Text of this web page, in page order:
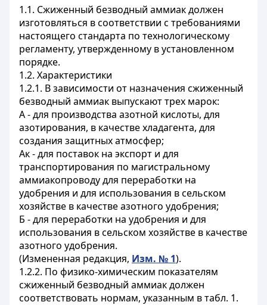
1.1. Сжиженный безводный аммиак должен
изготовляться в соответствии с требованиями
настоящего стандарта по технологическому
регламенту, утвержденному в установленном
порядке.
1.2. Характеристики
1.2.1. В зависимости от назначения сжиженный
безводный аммиак выпускают трех марок:
А - для производства азотной кислоты, для
азотирования, в качестве хладагента, для
создания защитных атмосфер;
Ак - для поставок на экспорт и для
транспортирования по магистральному
аммиакопроводу для переработки на
удобрения и для использования в сельском
хозяйстве в качестве азотного удобрения;
Б - для переработки на удобрения и для
использования в сельском хозяйстве в качестве
азотного удобрения.
(Измененная редакция, Изм. № 1).
1.2.2. По физико-химическим показателям
сжиженный безводный аммиак должен
соответствовать нормам, указанным в табл. 1.